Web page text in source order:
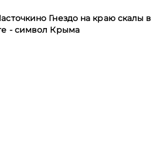
Гнездо на краю скалы в
- символ Крыма